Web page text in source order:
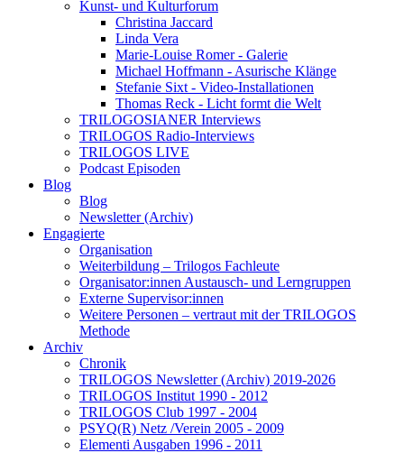
Kunst- und Kulturforum
Christina Jaccard
Linda Vera
Marie-Louise Romer - Galerie
Michael Hoffmann - Asurische Klänge
Stefanie Sixt - Video-Installationen
Thomas Reck - Licht formt die Welt
TRILOGOSIANER Interviews
TRILOGOS Radio-Interviews
TRILOGOS LIVE
Podcast Episoden
Blog
Blog
Newsletter (Archiv)
Engagierte
Organisation
Weiterbildung – Trilogos Fachleute
Organisator:innen Austausch- und Lerngruppen
Externe Supervisor:innen
Weitere Personen – vertraut mit der TRILOGOS
Methode
Archiv
Chronik
TRILOGOS Newsletter (Archiv) 2019-2026
TRILOGOS Institut 1990 - 2012
TRILOGOS Club 1997 - 2004
PSYQ(R) Netz /Verein 2005 - 2009
Elementi Ausgaben 1996 - 2011